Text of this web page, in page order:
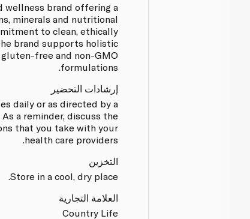
wellness brand offering a
minerals and nutritional
to clean, ethically
brand supports holistic
free and non-GMO
formulations.
إرشادات التحضير
daily or as directed by a
a reminder, discuss the
that you take with your
health care providers.
التخزين
Store in a cool, dry place.
العلامة التجارية
Country Life